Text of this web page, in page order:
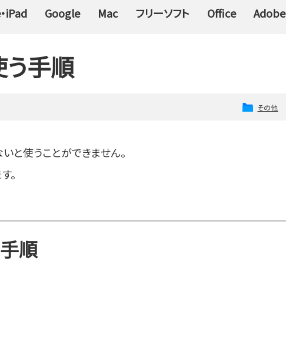
iPad Google Mac フリーソフト Office Adobe
う手順
その他
と使うことができません。
。
順